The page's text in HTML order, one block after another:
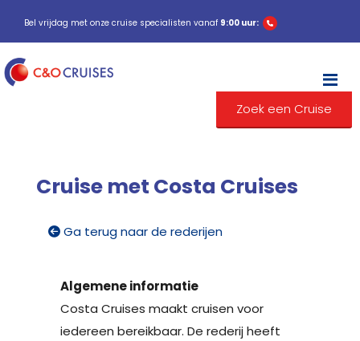
Bel vrijdag met onze cruise specialisten vanaf 9:00 uur:
Zoek een Cruise
Cruise met Costa Cruises
Ga terug naar de rederijen
Algemene informatie
Costa Cruises maakt cruisen voor
iedereen bereikbaar. De rederij heeft